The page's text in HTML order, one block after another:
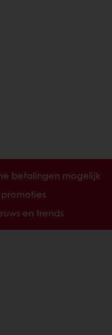
betalingen mogelijk
promoties
en trends